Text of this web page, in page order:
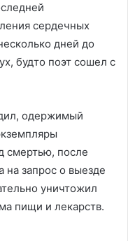
сердечных
дней до
будто поэт сошел с
одержимый
смертью, после
на запрос о выезде
уничтожил
пищи и лекарств.